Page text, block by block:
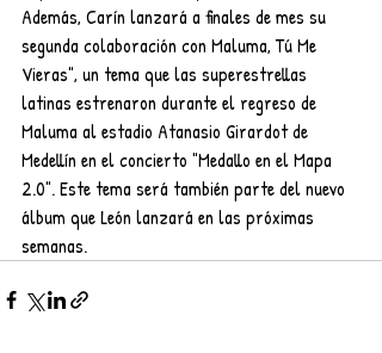
Además, Carín lanzará a finales de mes su
segunda colaboración con Maluma, Tú Me
Vieras", un tema que las superestrellas
latinas estrenaron durante el regreso de
Maluma al estadio Atanasio Girardot de
Medellín en el concierto "Medallo en el Mapa
2.0". Este tema será también parte del nuevo
álbum que León lanzará en las próximas
semanas.